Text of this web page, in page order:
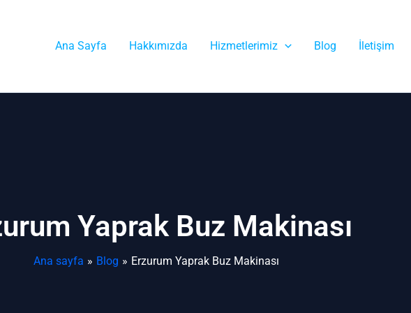
Ana Sayfa
Hakkımızda Hizmetlerimiz Blog İletişim
Yaprak Buz Makinası
Ana sayfa Blog Erzurum Yaprak Buz Makinası